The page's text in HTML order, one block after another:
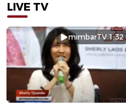
LIVE TV
mimbarTV 1:32